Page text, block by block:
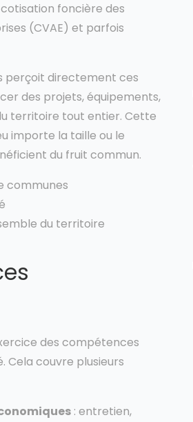
foncière des
(CVAE) et parfois
perçoit directement ces
des projets, équipements,
territoire tout entier. Cette
importe la taille ou le
du fruit commun.
communes
du territoire
des compétences
Cela couvre plusieurs
: entretien,